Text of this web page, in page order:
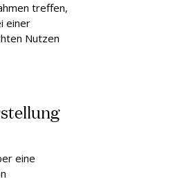
treffen,
einer
Nutzen
eine